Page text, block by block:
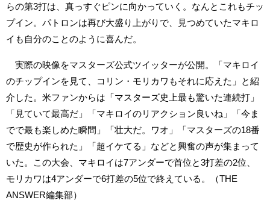
らの第3打は、真っすぐピンに向かっていく。なんとこれもチッ
プイン。パトロンは再び大盛り上がりで、見つめていたマキロ
イも自分のことのように喜んだ。
実際の映像をマスターズ公式ツイッターが公開。「マキロイ
のチップインを見て、コリン・モリカワもそれに応えた」と紹
介した。米ファンからは「マスターズ史上最も驚いた連続打」
「見ていて最高だ」「マキロイのリアクション良いね」「今ま
でで最も楽しめた瞬間」「壮大だ。ワオ」「マスターズの18番
で歴史が作られた」「超イケてる」などと興奮の声が集まって
いた。この大会、マキロイは7アンダーで首位と3打差の2位、
モリカワは4アンダーで6打差の5位で終えている。（THE
ANSWER編集部）